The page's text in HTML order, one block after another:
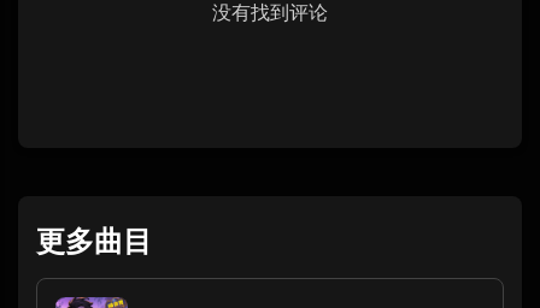
没有找到评论
更多曲目